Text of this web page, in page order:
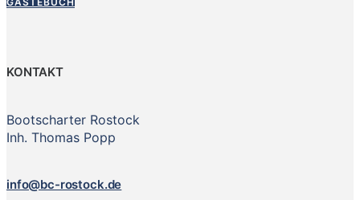
KONTAKT
Bootscharter Rostock
Inh. Thomas Popp
info@bc-rostock.de